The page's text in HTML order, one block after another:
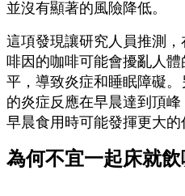
並沒有顯著的風險降低。
這項發現讓研究人員推測
啡因的咖啡可能會擾亂人
平，導致炎症和睡眠障礙
的炎症反應在早晨達到頂
早晨食用時可能發揮更大的
為何不宜一起床就飲